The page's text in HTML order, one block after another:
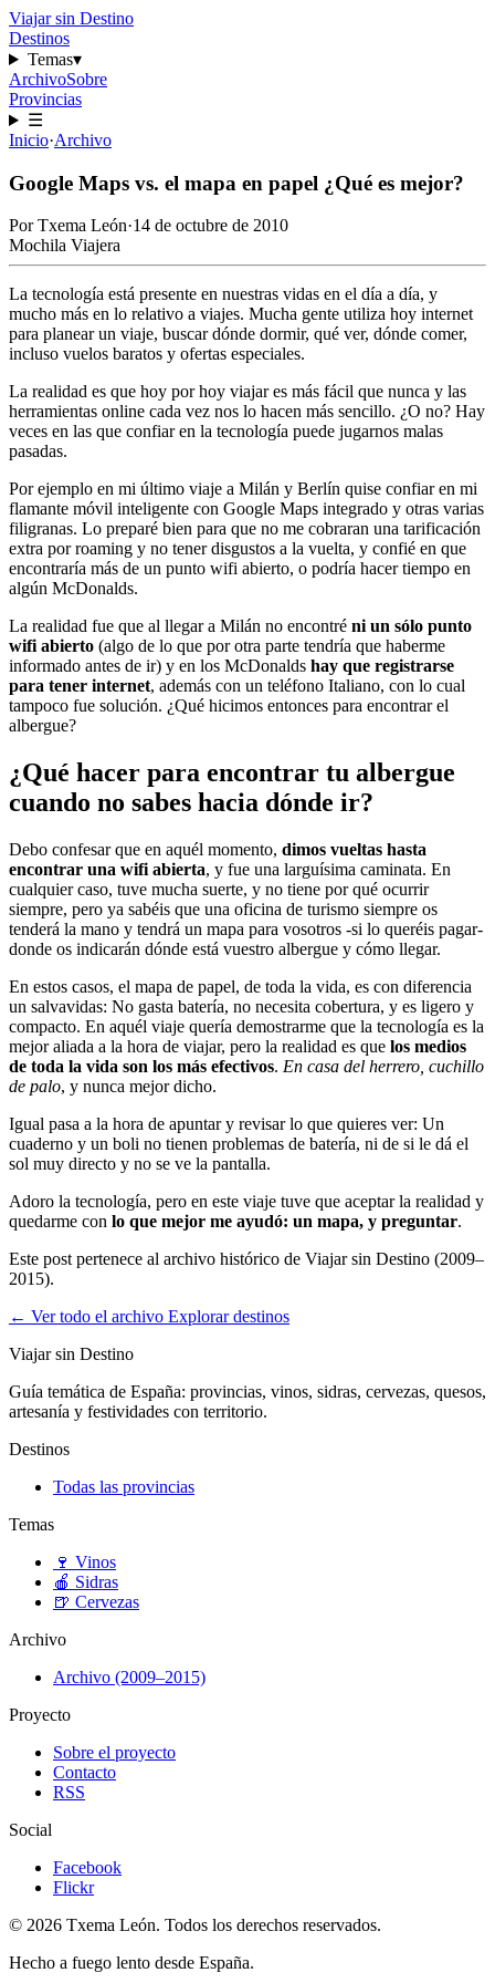
Viajar sin Destino
Destinos
Temas▾
ArchivoSobre
Provincias
☰
Inicio·Archivo
Google Maps vs. el mapa en papel ¿Qué es mejor?
PorTxema León·14 de octubre de 2010
Mochila Viajera
La tecnología está presente en nuestras vidas en el día a día, y
mucho más en lo relativo a viajes. Mucha gente utiliza hoy internet
para planear un viaje, buscar dónde dormir, qué ver, dónde comer,
incluso vuelos baratos y ofertas especiales.
La realidad es que hoy por hoy viajar es más fácil que nunca y las
herramientas online cada vez nos lo hacen más sencillo. ¿O no? Hay
veces en las que confiar en la tecnología puede jugarnos malas
pasadas.
Por ejemplo en mi último viaje a Milán y Berlín quise confiar en mi
flamante móvil inteligente con Google Maps integrado y otras varias
filigranas. Lo preparé bien para que no me cobraran una tarificación
extra por roaming y no tener disgustos a la vuelta, y confié en que
encontraría más de un punto wifi abierto, o podría hacer tiempo en
algún McDonalds.
La realidad fue que al llegar a Milán no encontré ni un sólo punto
wifi abierto (algo de lo que por otra parte tendría que haberme
informado antes de ir) y en los McDonalds hay que registrarse
para tener internet, además con un teléfono Italiano, con lo cual
tampoco fue solución. ¿Qué hicimos entonces para encontrar el
albergue?
¿Qué hacer para encontrar tu albergue
cuando no sabes hacia dónde ir?
Debo confesar que en aquél momento, dimos vueltas hasta
encontrar una wifi abierta, y fue una larguísima caminata. En
cualquier caso, tuve mucha suerte, y no tiene por qué ocurrir
siempre, pero ya sabéis que una oficina de turismo siempre os
tenderá la mano y tendrá un mapa para vosotros -si lo queréis pagar-
donde os indicarán dónde está vuestro albergue y cómo llegar.
En estos casos, el mapa de papel, de toda la vida, es con diferencia
un salvavidas: No gasta batería, no necesita cobertura, y es ligero y
compacto. En aquél viaje quería demostrarme que la tecnología es la
mejor aliada a la hora de viajar, pero la realidad es que los medios
de toda la vida son los más efectivos. En casa del herrero, cuchillo
de palo, y nunca mejor dicho.
Igual pasa a la hora de apuntar y revisar lo que quieres ver: Un
cuaderno y un boli no tienen problemas de batería, ni de si le dá el
sol muy directo y no se ve la pantalla.
Adoro la tecnología, pero en este viaje tuve que aceptar la realidad y
quedarme con lo que mejor me ayudó: un mapa, y preguntar.
Este post pertenece al archivo histórico de Viajar sin Destino (2009–
2015).
← Ver todo el archivo Explorar destinos
Viajar sin Destino
Guía temática de España: provincias, vinos, sidras, cervezas, quesos,
artesanía y festividades con territorio.
Destinos
Todas las provincias
Temas
🍷 Vinos
🍎 Sidras
🍺 Cervezas
Archivo
Archivo (2009–2015)
Proyecto
Sobre el proyecto
Contacto
RSS
Social
Facebook
Flickr
© 2026 Txema León. Todos los derechos reservados.
Hecho a fuego lento desde España.